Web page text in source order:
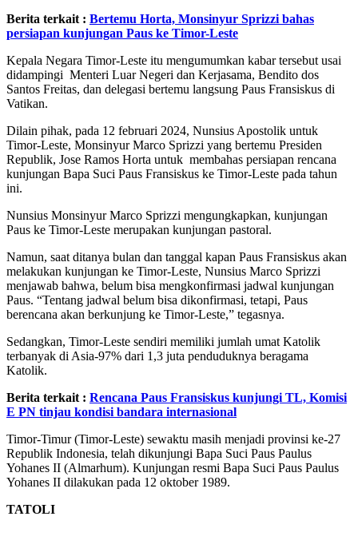
Berita terkait : Bertemu Horta, Monsinyur Sprizzi bahas
persiapan kunjungan Paus ke Timor-Leste
Kepala Negara Timor-Leste itu mengumumkan kabar tersebut usai
didampingi Menteri Luar Negeri dan Kerjasama, Bendito dos
Santos Freitas, dan delegasi bertemu langsung Paus Fransiskus di
Vatikan.
Dilain pihak, pada 12 februari 2024, Nunsius Apostolik untuk
Timor-Leste, Monsinyur Marco Sprizzi yang bertemu Presiden
Republik, Jose Ramos Horta untuk membahas persiapan rencana
kunjungan Bapa Suci Paus Fransiskus ke Timor-Leste pada tahun
ini.
Nunsius Monsinyur Marco Sprizzi mengungkapkan, kunjungan
Paus ke Timor-Leste merupakan kunjungan pastoral.
Namun, saat ditanya bulan dan tanggal kapan Paus Fransiskus akan
melakukan kunjungan ke Timor-Leste, Nunsius Marco Sprizzi
menjawab bahwa, belum bisa mengkonfirmasi jadwal kunjungan
Paus. “Tentang jadwal belum bisa dikonfirmasi, tetapi, Paus
berencana akan berkunjung ke Timor-Leste,” tegasnya.
Sedangkan, Timor-Leste sendiri memiliki jumlah umat Katolik
terbanyak di Asia-97% dari 1,3 juta penduduknya beragama
Katolik.
Berita terkait : Rencana Paus Fransiskus kunjungi TL, Komisi
E PN tinjau kondisi bandara internasional
Timor-Timur (Timor-Leste) sewaktu masih menjadi provinsi ke-27
Republik Indonesia, telah dikunjungi Bapa Suci Paus Paulus
Yohanes II (Almarhum). Kunjungan resmi Bapa Suci Paus Paulus
Yohanes II dilakukan pada 12 oktober 1989.
TATOLI